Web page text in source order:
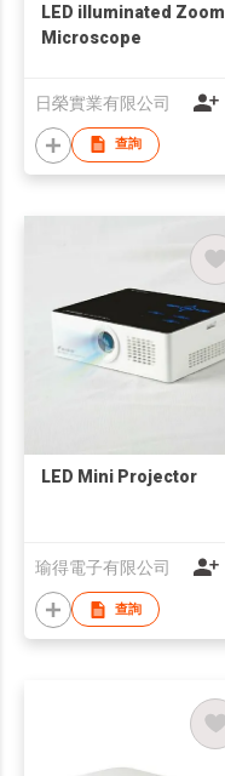
LED illuminated Zoom
Microscope
日榮實業有限公司
查詢
LED Mini Projector
瑜得電子有限公司
查詢